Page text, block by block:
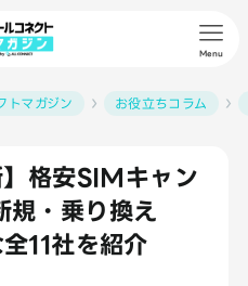
Menu
トマガジン お役立ちコラム
格安SIMキャン
規・乗り換え
11社を紹介